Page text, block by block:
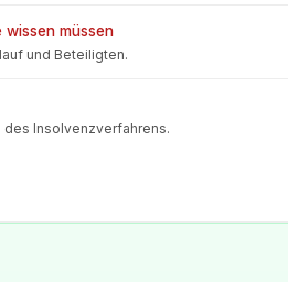
wissen müssen
und Beteiligten.
des Insolvenzverfahrens.